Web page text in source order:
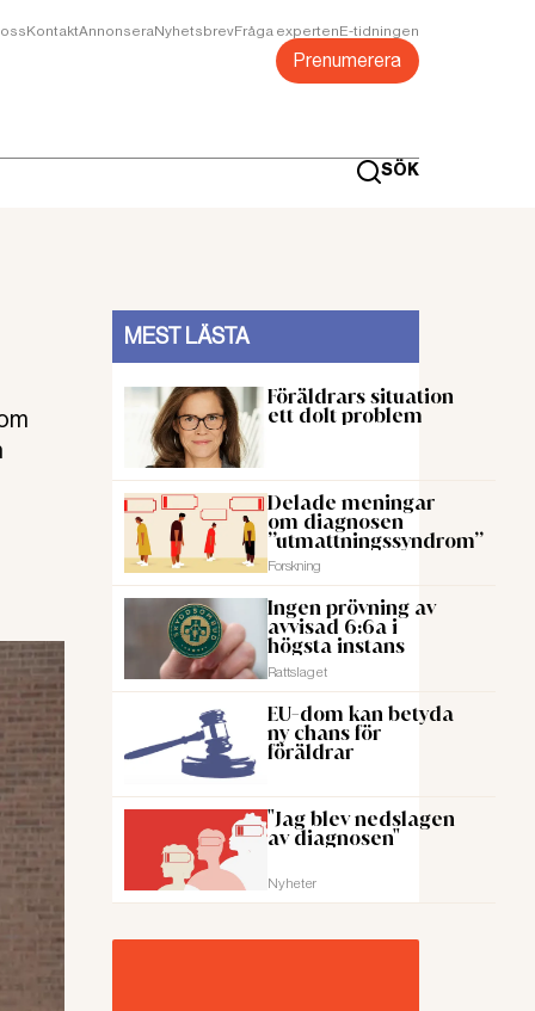
KontaktAnnonseraNyhetsbrevFråga expertenE-tidningen
Prenumerera
SÖK
MEST LÄSTA
Föräldrars situation
ett dolt problem
Delade meningar
om diagnosen
”utmattningssyndrom”
Forskning
Ingen prövning av
avvisad 6:6a i
högsta instans
Rattslaget
EU-dom kan betyda
ny chans för
föräldrar
"Jag blev nedslagen
av diagnosen"
Nyheter